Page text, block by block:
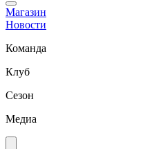
Магазин
Новости
Команда
Клуб
Сезон
Медиа